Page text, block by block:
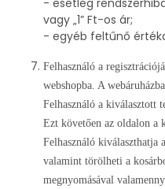
- esetleg
vagy „1” Ft-os ár;
- egyéb feltűnő
Felhasználó a
webshopba. A
Felhasználó a kiválasztott
Ezt követően az oldalon a
Felhasználó kiválaszthatja
valamint törölheti a
megnyomásával